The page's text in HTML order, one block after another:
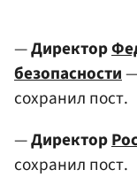
—Директор
безопасности
сохранил пост.
—Директор
сохранил пост.